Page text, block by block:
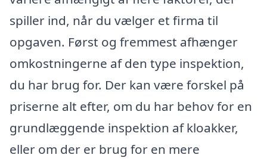
spiller ind, når du vælger et firma til
opgaven. Først og fremmest afhænger
omkostningerne af den type inspektion,
du har brug for. Der kan være forskel på
priserne alt efter, om du har behov for en
grundlæggende inspektion af kloakker,
eller om der er brug for en mere